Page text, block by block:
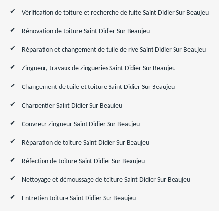
Vérification de toiture et recherche de fuite Saint Didier Sur Beaujeu
Rénovation de toiture Saint Didier Sur Beaujeu
Réparation et changement de tuile de rive Saint Didier Sur Beaujeu
Zingueur, travaux de zingueries Saint Didier Sur Beaujeu
Changement de tuile et toiture Saint Didier Sur Beaujeu
Charpentier Saint Didier Sur Beaujeu
Couvreur zingueur Saint Didier Sur Beaujeu
Réparation de toiture Saint Didier Sur Beaujeu
Réfection de toiture Saint Didier Sur Beaujeu
Nettoyage et démoussage de toiture Saint Didier Sur Beaujeu
Entretien toiture Saint Didier Sur Beaujeu